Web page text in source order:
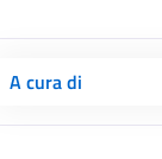
A cura di